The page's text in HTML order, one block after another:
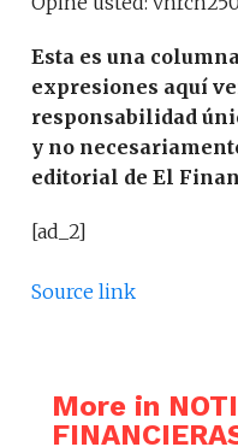
Esta es una
expresiones aquí
responsabilidad
y no
editorial de El
[ad_2]
Source link
More in